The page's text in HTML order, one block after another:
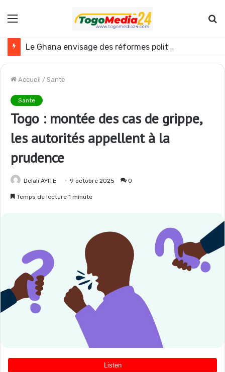
Menu
Le Ghana envisage des réformes politiques
Accueil / Sante
Sante
Togo : montée des cas de grippe,
les autorités appellent à la
prudence
Delali AYITE 9 octobre 2025 0
Temps de lecture 1 minute